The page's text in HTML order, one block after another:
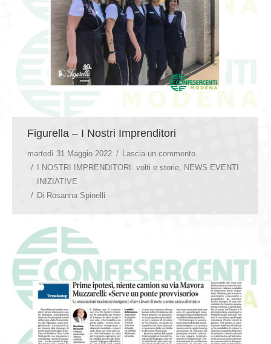
Figurella – I Nostri Imprenditori
martedì 31 Maggio 2022
Lascia un commento
I NOSTRI IMPRENDITORI: volti e storie
NEWS EVENTI
INIZIATIVE
Di Rosanna Spinelli